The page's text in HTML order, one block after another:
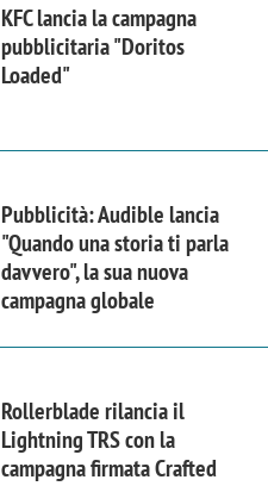
KFC lancia la campagna
pubblicitaria "Doritos
Loaded"
Pubblicità: Audible lancia
"Quando una storia ti parla
davvero", la sua nuova
campagna globale
Rollerblade rilancia il
Lightning TRS con la
campagna firmata Crafted